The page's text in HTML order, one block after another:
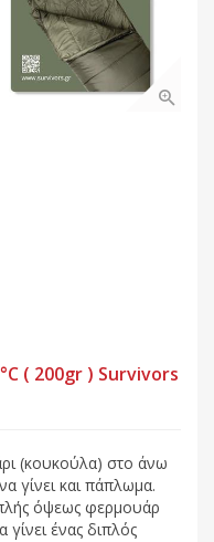
( 200gr ) Survivors
(κουκούλα) στο άνω
γίνει και πάπλωμα.
όψεως φερμουάρ
ένας διπλός